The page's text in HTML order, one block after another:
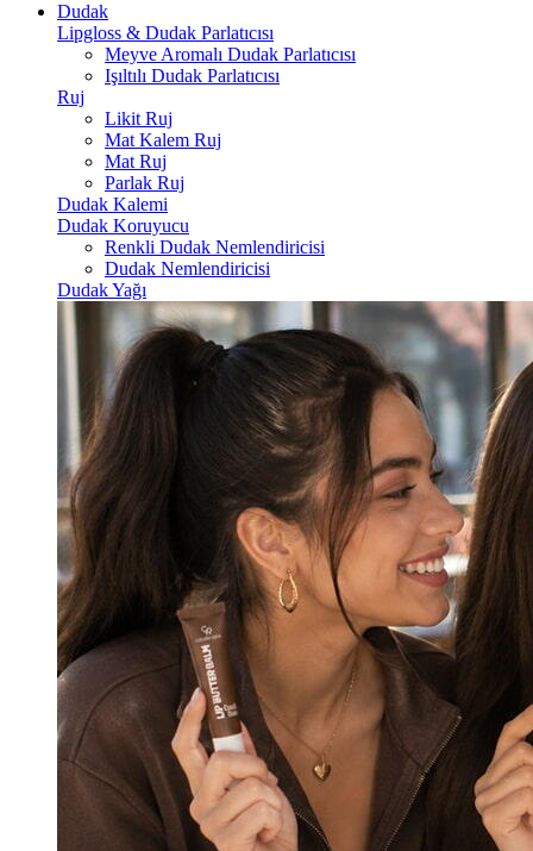
Dudak
Lipgloss & Dudak Parlatıcısı
Meyve Aromalı Dudak Parlatıcısı
Işıltılı Dudak Parlatıcısı
Ruj
Likit Ruj
Mat Kalem Ruj
Mat Ruj
Parlak Ruj
Dudak Kalemi
Dudak Koruyucu
Renkli Dudak Nemlendiricisi
Dudak Nemlendiricisi
Dudak Yağı